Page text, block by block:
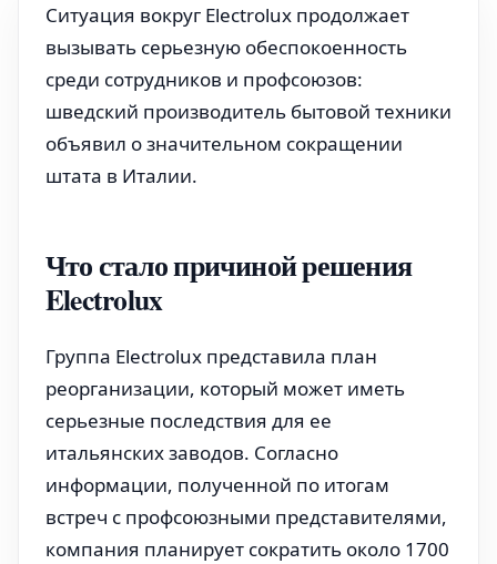
Ситуация вокруг Electrolux продолжает
вызывать серьезную обеспокоенность
среди сотрудников и профсоюзов:
шведский производитель бытовой техники
объявил о значительном сокращении
штата в Италии.
Что стало причиной решения
Electrolux
Группа Electrolux представила план
реорганизации, который может иметь
серьезные последствия для ее
итальянских заводов. Согласно
информации, полученной по итогам
встреч с профсоюзными представителями,
компания планирует сократить около 1700